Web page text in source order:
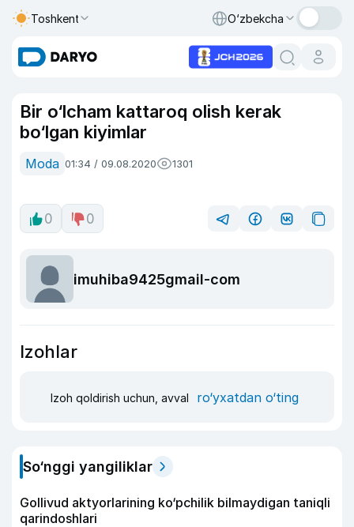
Toshkent O‘zbekcha
Bir o‘lcham kattaroq olish kerak
bo‘lgan kiyimlar
Moda 01:34 / 09.08.2020 1301
0 0
imuhiba9425gmail-com
Izohlar
Izoh qoldirish uchun, avval ro‘yxatdan o‘ting
So‘nggi yangiliklar
Gollivud aktyorlarining ko‘pchilik bilmaydigan taniqli
qarindoshlari